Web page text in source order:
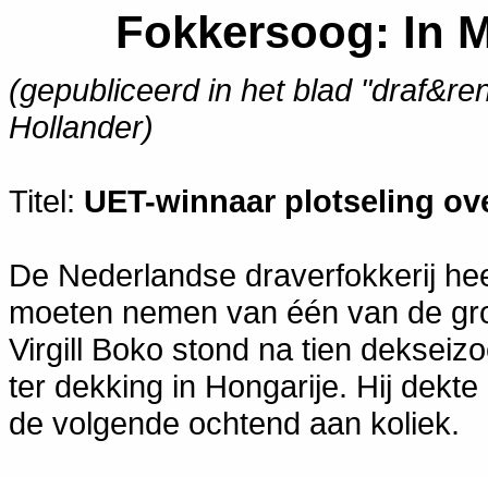
Fokkersoog: In
(gepubliceerd in het blad
Hollander)
Titel: UET-winnaar plotseling
De Nederlandse draverfokkerij
moeten nemen van één van de
Virgill Boko stond na tien
ter dekking in Hongarije. Hij
de volgende ochtend aan koliek.